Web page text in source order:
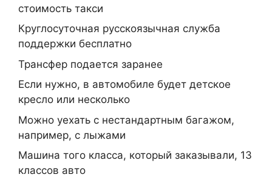
стоимость такси
Круглосуточная русскоязычная служба
поддержки бесплатно
Трансфер подается заранее
Если нужно, в автомобиле будет детское
кресло или несколько
Можно уехать с нестандартным багажом,
например, с лыжами
Машина того класса, который заказывали, 13
классов авто